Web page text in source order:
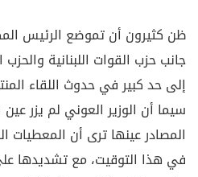
ظن كثيرون أن تموضع الرئيس
جانب حزب القوات اللبنانية
إلى حد كبير في حدوث اللقاء
سيما أن الوزير العوني لم يزر
المصادر عينها ترى أن المعطيات
في هذا التوقيت، مع تشديدها